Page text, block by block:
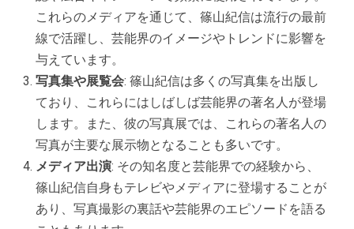
これらのメディアを通じて、篠山紀信は流行の最前
線で活躍し、芸能界のイメージやトレンドに影響を
与えています。
写真集や展覧会: 篠山紀信は多くの写真集を出版し
ており、これらにはしばしば芸能界の著名人が登場
します。また、彼の写真展では、これらの著名人の
写真が主要な展示物となることも多いです。
メディア出演: その知名度と芸能界での経験から、
篠山紀信自身もテレビやメディアに登場することが
あり、写真撮影の裏話や芸能界のエピソードを語る